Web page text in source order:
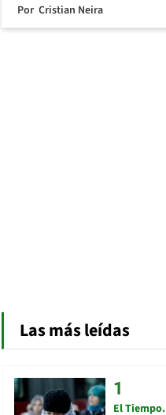
Por Cristian Neira
Las más leídas
El Tiempo